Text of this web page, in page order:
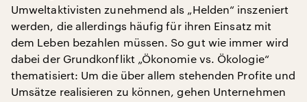
Umweltaktivisten zunehmend als „Helden“ inszeniert
werden, die allerdings häufig für ihren Einsatz mit
dem Leben bezahlen müssen. So gut wie immer wird
dabei der Grundkonflikt „Ökonomie vs. Ökologie“
thematisiert: Um die über allem stehenden Profite und
Umsätze realisieren zu können, gehen Unternehmen